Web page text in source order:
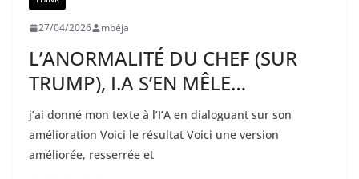
27/04/2026 mbéja
L’ANORMALITÉ DU CHEF (SUR
TRUMP), I.A S’EN MÊLE…
j’ai donné mon texte à l’I’A en dialoguant sur son
amélioration Voici le résultat Voici une version
améliorée, resserrée et